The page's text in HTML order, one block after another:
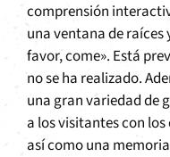
comprensión
una ventana de raíces
favor, come». Está
no se ha realizado.
una gran variedad de
a los visitantes con
así como una